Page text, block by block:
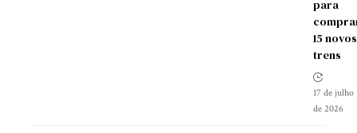
para
15 novos
trens
17 de julho
de 2026